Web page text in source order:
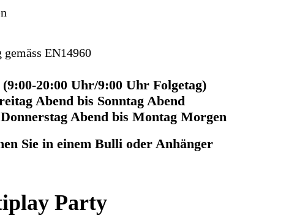
gemäss EN14960
20:00 Uhr/9:00 Uhr Folgetag)
Abend bis Sonntag Abend
Abend bis Montag Morgen
Sie in einem Bulli oder Anhänger
Party